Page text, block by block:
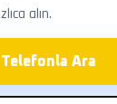
alın.
Telefonla Ara